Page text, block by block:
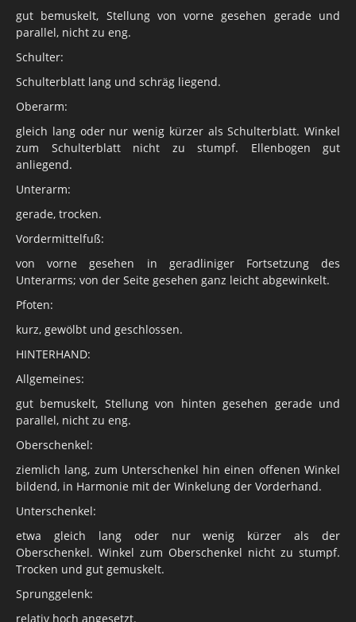
gut bemuskelt, Stellung von vorne gesehen gerade und
parallel, nicht zu eng.
Schulter:
Schulterblatt lang und schräg liegend.
Oberarm:
gleich lang oder nur wenig kürzer als Schulterblatt. Winkel
zum Schulterblatt nicht zu stumpf. Ellenbogen gut
anliegend.
Unterarm:
gerade, trocken.
Vordermittelfuß:
von vorne gesehen in geradliniger Fortsetzung des
Unterarms; von der Seite gesehen ganz leicht abgewinkelt.
Pfoten:
kurz, gewölbt und geschlossen.
HINTERHAND:
Allgemeines:
gut bemuskelt, Stellung von hinten gesehen gerade und
parallel, nicht zu eng.
Oberschenkel:
ziemlich lang, zum Unterschenkel hin einen offenen Winkel
bildend, in Harmonie mit der Winkelung der Vorderhand.
Unterschenkel:
etwa gleich lang oder nur wenig kürzer als der
Oberschenkel. Winkel zum Oberschenkel nicht zu stumpf.
Trocken und gut gemuskelt.
Sprunggelenk:
relativ hoch angesetzt.